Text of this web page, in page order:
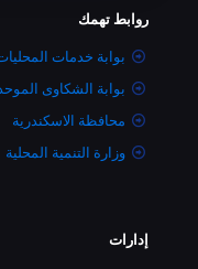
روابط تهمك
بوابة خدمات
بوابة الشكاوى
محافظة الاسكندرية
وزارة التنمية المحلية
إدارات